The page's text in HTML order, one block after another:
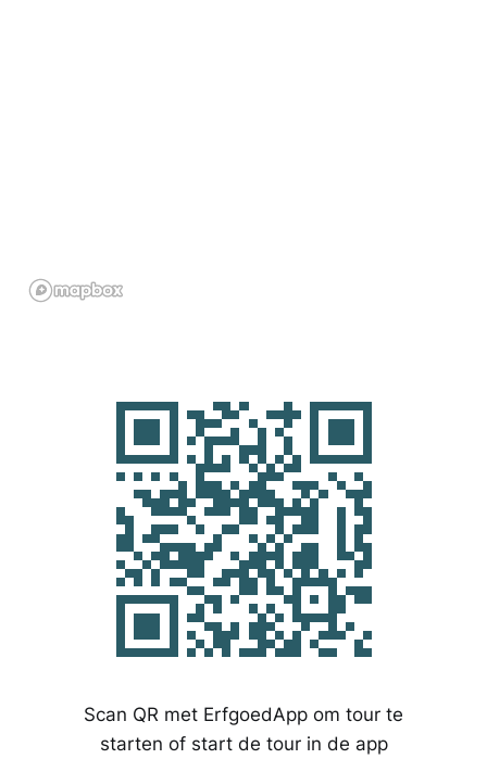
Scan QR met ErfgoedApp om tour te
starten of start de tour in de app